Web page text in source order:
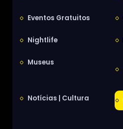
Eventos Gratuitos
Nightlife
Museus
Notícias | Cultura